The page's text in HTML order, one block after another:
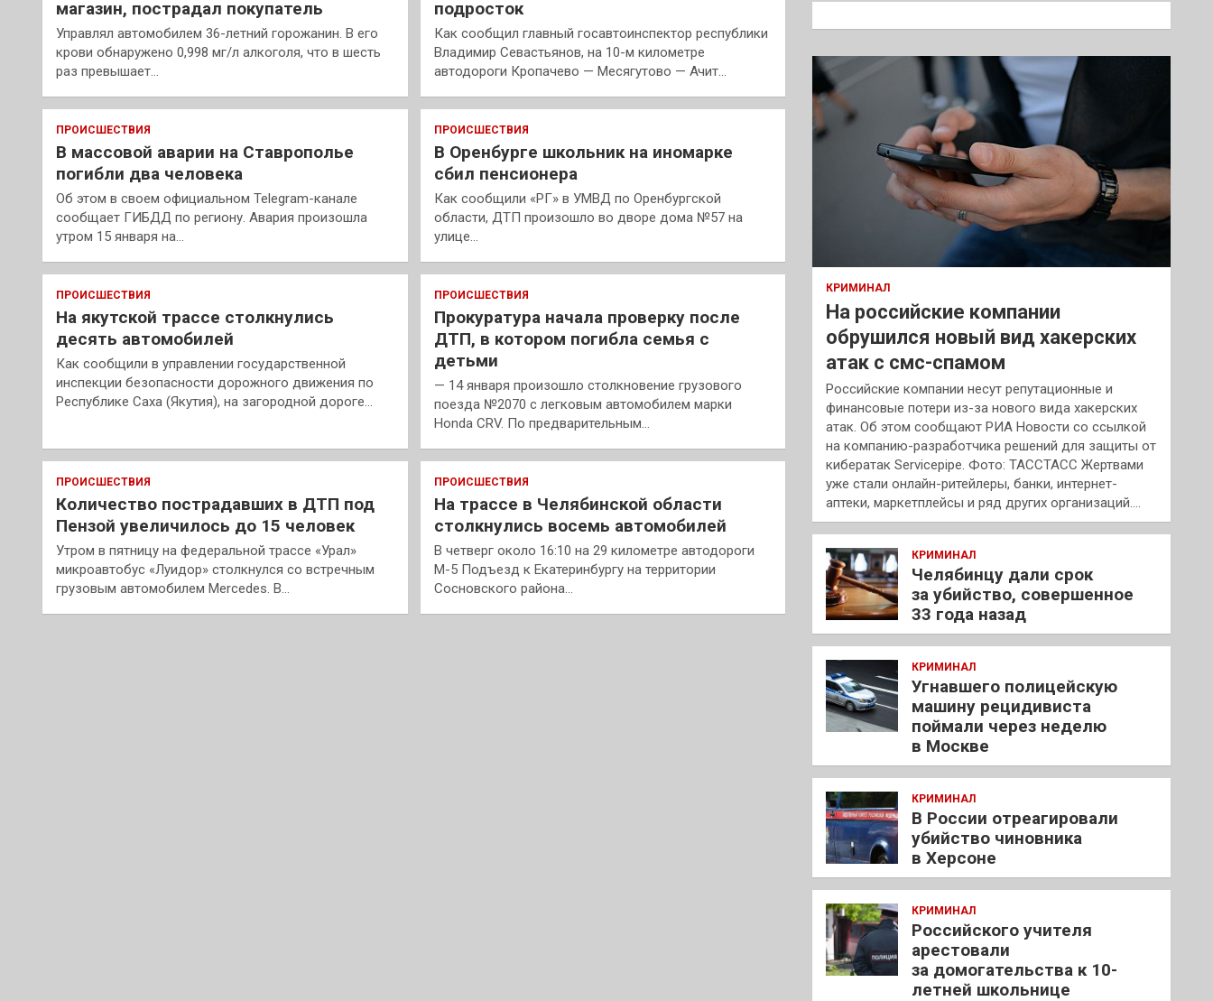
магазин, пострадал покупатель
Управлял автомобилем 36-летний горожанин. В его
крови обнаружено 0,998 мг/л алкоголя, что в шесть
раз превышает…
подросток
Как сообщил главный госавтоинспектор республики
Владимир Севастьянов, на 10-м километре
автодороги Кропачево — Месягутово — Ачит…
ПРОИСШЕСТВИЯ
В массовой аварии на Ставрополье
погибли два человека
Об этом в своем официальном Telegram-канале
сообщает ГИБДД по региону. Авария произошла
утром 15 января на…
ПРОИСШЕСТВИЯ
В Оренбурге школьник на иномарке
сбил пенсионера
Как сообщили «РГ» в УМВД по Оренбургской
области, ДТП произошло во дворе дома №57 на
улице…
ПРОИСШЕСТВИЯ
На якутской трассе столкнулись
десять автомобилей
Как сообщили в управлении государственной
инспекции безопасности дорожного движения по
Республике Саха (Якутия), на загородной дороге…
ПРОИСШЕСТВИЯ
Прокуратура начала проверку после
ДТП, в котором погибла семья с
детьми
— 14 января произошло столкновение грузового
поезда №2070 с легковым автомобилем марки
Honda CRV. По предварительным…
ПРОИСШЕСТВИЯ
Количество пострадавших в ДТП под
Пензой увеличилось до 15 человек
Утром в пятницу на федеральной трассе «Урал»
микроавтобус «Луидор» столкнулся со встречным
грузовым автомобилем Mercedes. В…
ПРОИСШЕСТВИЯ
На трассе в Челябинской области
столкнулись восемь автомобилей
В четверг около 16:10 на 29 километре автодороги
М-5 Подъезд к Екатеринбургу на территории
Сосновского района…
к
КРИМИНАЛ
На российские компании
обрушился новый вид хакерских
атак с смс-спамом
Российские компании несут репутационные и
финансовые потери из-за нового вида хакерских
атак. Об этом сообщают РИА Новости со ссылкой
на компанию-разработчика решений для защиты от
кибератак Servicepipe. Фото: ТАССТАСС Жертвами
уже стали онлайн-ритейлеры, банки, интернет-
аптеки, маркетплейсы и ряд других организаций.…
КРИМИНАЛ
Челябинцу дали срок
за убийство, совершенное
33 года назад
КРИМИНАЛ
Угнавшего полицейскую
машину рецидивиста
поймали через неделю
в Москве
КРИМИНАЛ
В России отреагировали
убийство чиновника
в Херсоне
КРИМИНАЛ
Российского учителя
арестовали
за домогательства к 10-
летней школьнице